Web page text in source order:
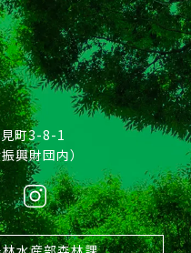
町3-8-1
興財団内）